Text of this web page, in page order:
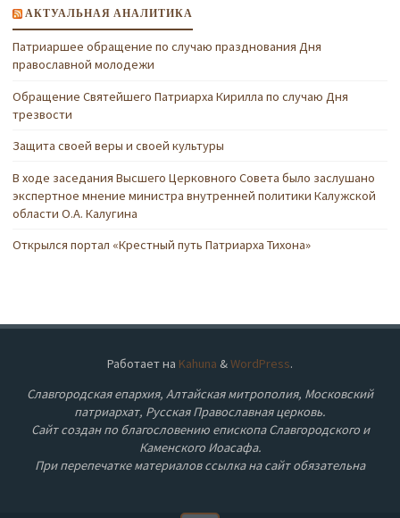
АКТУАЛЬНАЯ АНАЛИТИКА
Патриаршее обращение по случаю празднования Дня
православной молодежи
Обращение Святейшего Патриарха Кирилла по случаю Дня
трезвости
Защита своей веры и своей культуры
В ходе заседания Высшего Церковного Совета было заслушано
экспертное мнение министра внутренней политики Калужской
области О.А. Калугина
Открылся портал «Крестный путь Патриарха Тихона»
Работает на Kahuna &WordPress.
Славгородская епархия, Алтайская митрополия, Московский
патриархат, Русская Православная церковь.
Сайт создан по благословению епископа Славгородского и
Каменского Иоасафа.
При перепечатке материалов ссылка на сайт обязательна